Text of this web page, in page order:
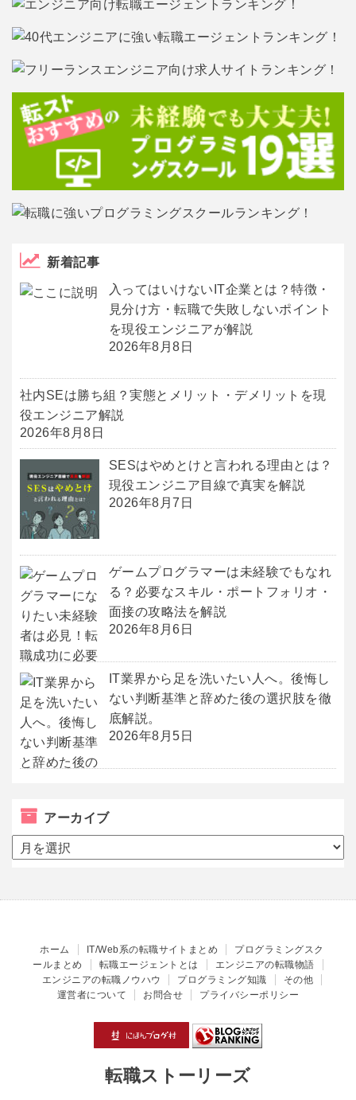
新着記事
入ってはいけないIT企業とは？特徴・
見分け方・転職で失敗しないポイント
を現役エンジニアが解説
2026年8月8日
社内SEは勝ち組？実態とメリット・デメリットを現
役エンジニア解説
2026年8月8日
SESはやめとけと言われる理由とは？
現役エンジニア目線で真実を解説
2026年8月7日
ゲームプログラマーは未経験でもなれ
る？必要なスキル・ポートフォリオ・
面接の攻略法を解説
2026年8月6日
IT業界から足を洗いたい人へ。後悔し
ない判断基準と辞めた後の選択肢を徹
底解説。
2026年8月5日
アーカイブ
ア
ー
ホーム IT/Web系の転職サイトまとめ
プログラミングスク
ールまとめ
転職エージェントとは
エンジニアの転職物語
エンジニアの転職ノウハウ
プログラミング知識
その他
運営者について
お問合せ プライバシーポリシー
転職ストーリーズ